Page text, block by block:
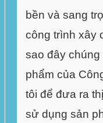
bền và sang
công trình xây
sao đây chúng
phẩm của
tôi để đưa ra
sử dụng sản